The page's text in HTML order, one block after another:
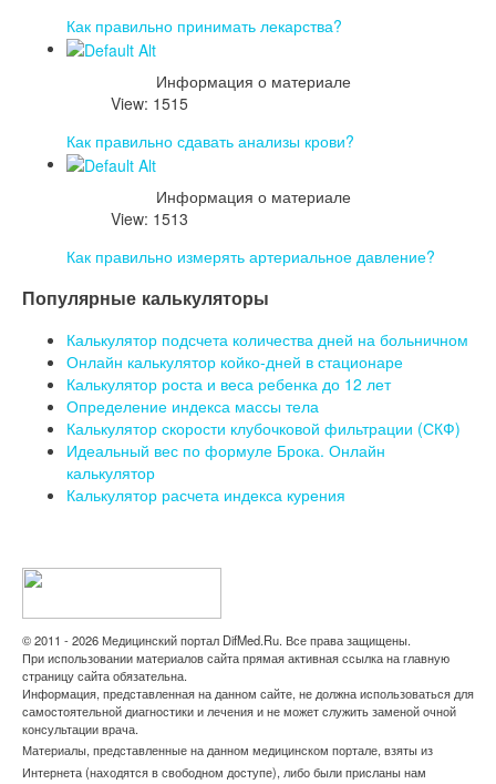
Как правильно принимать лекарства?
Информация о материале
View: 1515
Как правильно сдавать анализы крови?
Информация о материале
View: 1513
Как правильно измерять артериальное давление?
Популярные калькуляторы
Калькулятор подсчета количества дней на больничном
Онлайн калькулятор койко-дней в стационаре
Калькулятор роста и веса ребенка до 12 лет
Определение индекса массы тела
Калькулятор скорости клубочковой фильтрации (СКФ)
Идеальный вес по формуле Брока. Онлайн
калькулятор
Калькулятор расчета индекса курения
© 2011 - 2026 Медицинский портал DifMed.Ru. Все права защищены.
При использовании материалов сайта прямая активная ссылка на главную
страницу сайта обязательна.
Информация, представленная на данном сайте, не должна использоваться для
самостоятельной диагностики и лечения и не может служить заменой очной
консультации врача.
Материалы, представленные на данном медицинском портале, взяты из
Интернета (находятся в свободном доступе), либо были присланы нам